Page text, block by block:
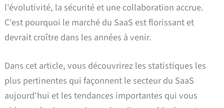
l'évolutivité, la sécurité et une collaboration accrue.
C'est pourquoi le marché du SaaS est florissant et
devrait croître dans les années à venir.
Dans cet article, vous découvrirez les statistiques les
plus pertinentes qui façonnent le secteur du SaaS
aujourd'hui et les tendances importantes qui vous